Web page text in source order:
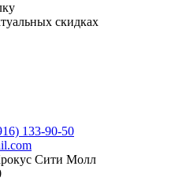
скидках
133-90-50
Сити Молл